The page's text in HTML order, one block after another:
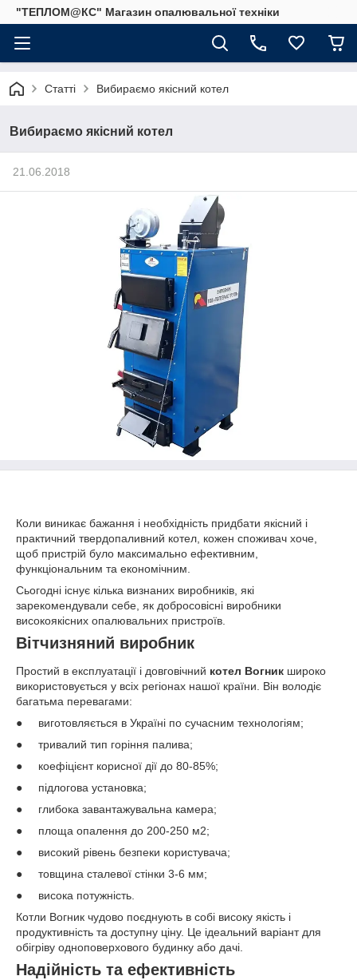
"ТЕПЛОМ@КС" Магазин опалювальної техніки
Статті Вибираємо якісний котел
Вибираємо якісний котел
21.06.2018
Коли виникає бажання і необхідність придбати якісний і
практичний твердопаливний котел, кожен споживач хоче,
щоб пристрій було максимально ефективним,
функціональним та економічним.
Сьогодні існує кілька визнаних виробників, які
зарекомендували себе, як добросовісні виробники
високоякісних опалювальних пристроїв.
Вітчизняний виробник
Простий в експлуатації і довговічний котел Вогник широко
використовується у всіх регіонах нашої країни. Він володіє
багатьма перевагами:
● виготовляється в Україні по сучасним технологіям;
● тривалий тип горіння палива;
● коефіцієнт корисної дії до 80-85%;
● підлогова установка;
● глибока завантажувальна камера;
● площа опалення до 200-250 м2;
● високий рівень безпеки користувача;
● товщина сталевої стінки 3-6 мм;
● висока потужність.
Котли Вогник чудово поєднують в собі високу якість і
продуктивність та доступну ціну. Це ідеальний варіант для
обігріву одноповерхового будинку або дачі.
Надійність та ефективність